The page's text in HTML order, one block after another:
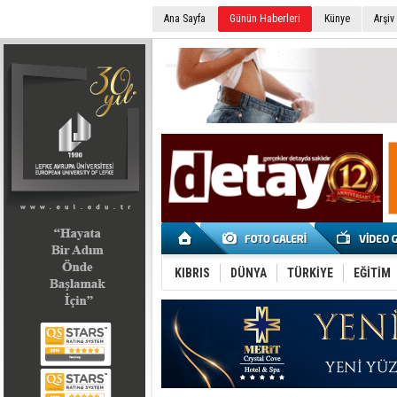
Ana Sayfa Günün Haberleri Künye Arşiv
KIBRIS DÜNYA TÜRKİYE EĞİTİM